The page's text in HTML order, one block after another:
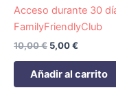
Acceso durante 30
FamilyFriendlyClub
10,00€ 5,00€
Añadir al carrito